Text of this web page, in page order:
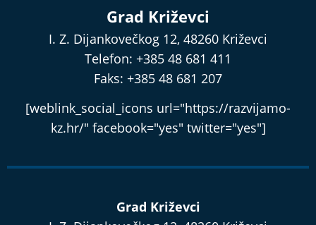
Grad Križevci
I. Z. Dijankovečkog 12, 48260 Križevci
Telefon: +385 48 681 411
Faks: +385 48 681 207
[weblink_social_icons url="https://razvijamo-
kz.hr/" facebook="yes" twitter="yes"]
Grad Križevci